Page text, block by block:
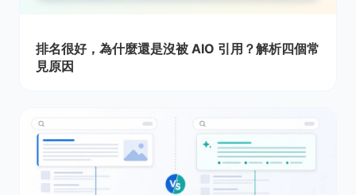
排名很好，為什麼還是沒被 AIO 引用？解析四個常
見原因